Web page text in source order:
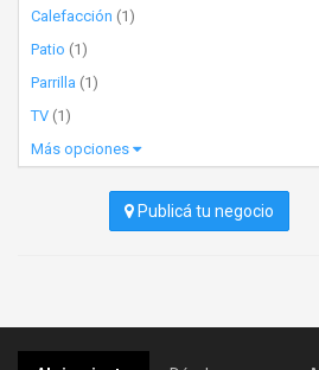
Calefacción (1)
Patio (1)
Parrilla (1)
TV (1)
Más opciones
Publicá tu negocio